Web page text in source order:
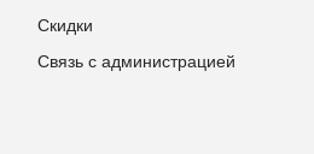
Скидки
Связь с администрацией